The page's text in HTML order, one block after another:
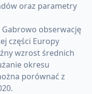
oraz parametry
obserwację
części Europy
wzrost średnich
okresu
porównać z